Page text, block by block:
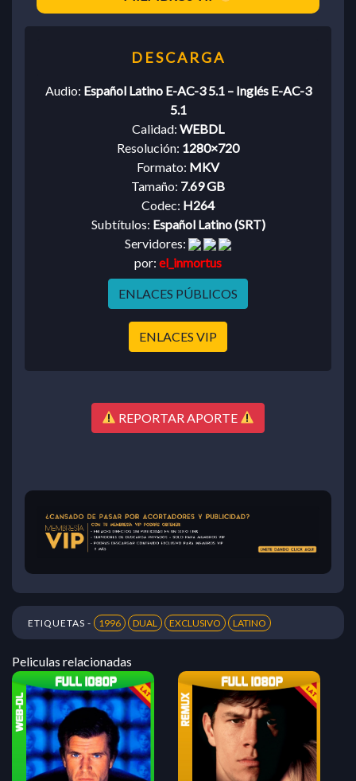
Audio: Español Latino E-AC-3 5.1 – Inglés E-AC-3
5.1
Calidad: WEBDL
Resolución: 1280×720
Formato: MKV
Tamaño: 7.69 GB
Codec: H264
Subtítulos: Español Latino (SRT)
Servidores:
por: el_inmortus
ENLACES PÚBLICOS
ENLACES VIP
REPORTAR APORTE
ETIQUETAS - 1996 DUAL EXCLUSIVO LATINO
Peliculas relacionadas